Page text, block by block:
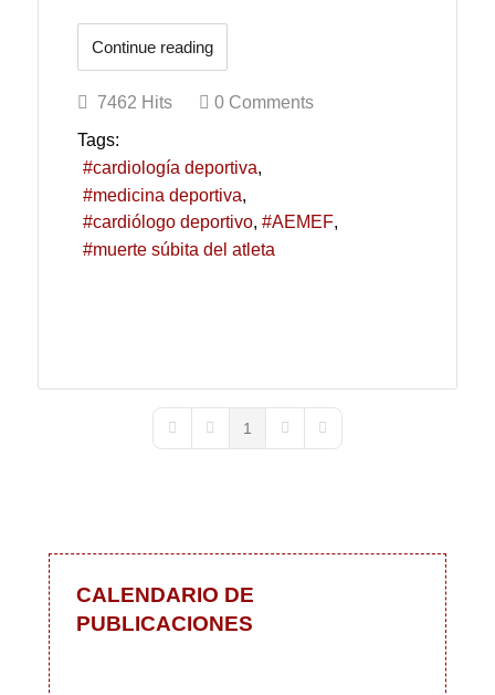
Continue reading
7462 Hits
0 Comments
Tags:
cardiología deportiva
medicina deportiva
cardiólogo deportivo
AEMEF
muerte súbita del atleta
First PagePrevious Page
1
Next PageLast Page
CALENDARIO DE
PUBLICACIONES